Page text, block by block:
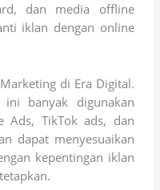
dan media offline
iklan dengan online
di Era Digital.
banyak digunakan
Ads, TikTok ads, dan
dapat menyesuaikan
kepentingan iklan